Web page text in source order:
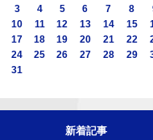
3
4 5 6 7 8
10
11 12 13 14 15
17
18 19 20 21 22
24
25 26 27 28 29
31
新着記事